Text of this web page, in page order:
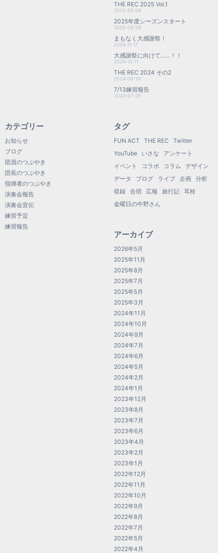
THE REC 2025 Vol.1
2025-05-09
2025年度シーズンスタート
2025-03-29
まもなく大感謝祭！
2024-11-17
大感謝祭に向けて……！！
2024-10-11
THE REC 2024 その2
2024-09-20
7/13練習報告
2024-07-28
カテゴリー
お知らせ
ブログ
団員のつぶやき
団長のつぶやき
指揮者のつぶやき
演奏会報告
演奏会宣伝
練習予定
練習報告
タグ
FUN ACT THE REC
Twitter
YouTube
いさな
アンケート
イベント
コラボ コラム
デザイン
データ
ブログ ライブ 企画
分析
収録
合宿 広報 旅行記
耳栓
金曜日の中野さん
アーカイブ
2026年5月
2025年11月
2025年8月
2025年7月
2025年5月
2025年3月
2024年11月
2024年10月
2024年9月
2024年7月
2024年6月
2024年5月
2024年2月
2024年1月
2023年12月
2023年8月
2023年7月
2023年6月
2023年4月
2023年2月
2023年1月
2022年12月
2022年11月
2022年10月
2022年9月
2022年8月
2022年7月
2022年5月
2022年4月